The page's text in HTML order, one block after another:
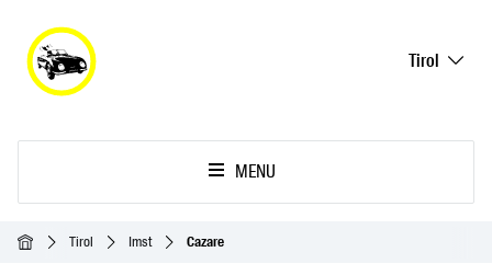
Tirol
MENU
Acasă Tirol Imst Cazare